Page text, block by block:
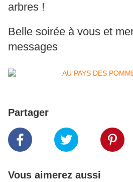
arbres !
Belle soirée à vous et
messages
Partager
Vous aimerez aussi